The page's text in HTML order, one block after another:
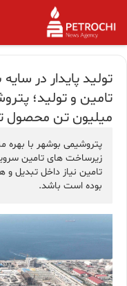
تولید پایدار در
میلیون تن محصول
پتروشیمی بوشهر با بهره
زیرساخت های تامین
تامین نیاز داخل تبدیل و
بوده است باشد.